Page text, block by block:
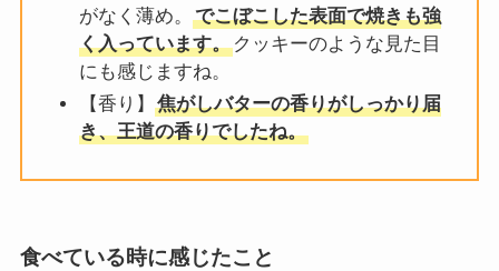
がなく薄め。
でこぼこした表面で焼きも強
く入っています。クッキーのような見た目
にも感じますね。
【香り】
焦がしバターの香りがしっかり届
き、王道の香りでしたね。
食べている時に感じたこと